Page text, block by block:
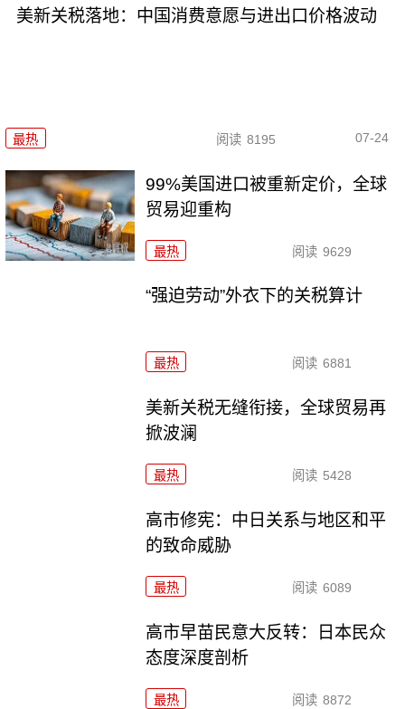
美新关税落地：中国消费意愿与进出口价格波动
最热 阅读 8195 07-24
99%美国进口被重新定价，全球
贸易迎重构
最热 阅读 9629
“强迫劳动”外衣下的关税算计
最热 阅读 6881
美新关税无缝衔接，全球贸易再
掀波澜
最热 阅读 5428
高市修宪：中日关系与地区和平
的致命威胁
最热 阅读 6089
高市早苗民意大反转：日本民众
态度深度剖析
最热 阅读 8872